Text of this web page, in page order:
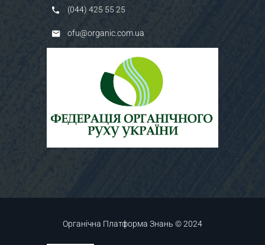
(044) 425 55 25
ofu@organic.com.ua
Органічна Платформа Знань © 2024